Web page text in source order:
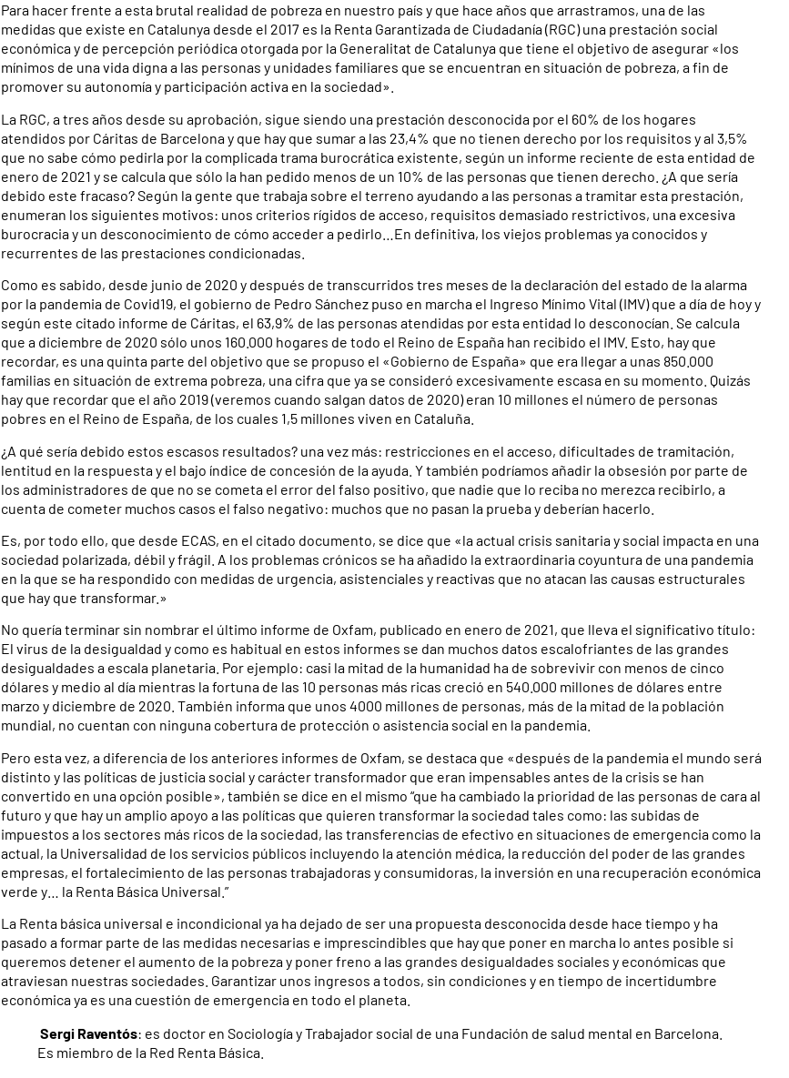
Para hacer frente a esta brutal realidad de pobreza en nuestro país y que hace años que arrastramos, una de las
medidas que existe en Catalunya desde el 2017 es la Renta Garantizada de Ciudadanía (RGC) una prestación social
económica y de percepción periódica otorgada por la Generalitat de Catalunya que tiene el objetivo de asegurar «los
mínimos de una vida digna a las personas y unidades familiares que se encuentran en situación de pobreza, a fin de
promover su autonomía y participación activa en la sociedad».
La RGC, a tres años desde su aprobación, sigue siendo una prestación desconocida por el 60% de los hogares
atendidos por Cáritas de Barcelona y que hay que sumar a las 23,4% que no tienen derecho por los requisitos y al 3,5%
que no sabe cómo pedirla por la complicada trama burocrática existente, según un informe reciente de esta entidad de
enero de 2021 y se calcula que sólo la han pedido menos de un 10% de las personas que tienen derecho. ¿A que sería
debido este fracaso? Según la gente que trabaja sobre el terreno ayudando a las personas a tramitar esta prestación,
enumeran los siguientes motivos: unos criterios rígidos de acceso, requisitos demasiado restrictivos, una excesiva
burocracia y un desconocimiento de cómo acceder a pedirlo…En definitiva, los viejos problemas ya conocidos y
recurrentes de las prestaciones condicionadas.
Como es sabido, desde junio de 2020 y después de transcurridos tres meses de la declaración del estado de la alarma
por la pandemia de Covid19, el gobierno de Pedro Sánchez puso en marcha el Ingreso Mínimo Vital (IMV) que a día de hoy y
según este citado informe de Cáritas, el 63,9% de las personas atendidas por esta entidad lo desconocían. Se calcula
que a diciembre de 2020 sólo unos 160.000 hogares de todo el Reino de España han recibido el IMV. Esto, hay que
recordar, es una quinta parte del objetivo que se propuso el «Gobierno de España» que era llegar a unas 850.000
familias en situación de extrema pobreza, una cifra que ya se consideró excesivamente escasa en su momento. Quizás
hay que recordar que el año 2019 (veremos cuando salgan datos de 2020) eran 10 millones el número de personas
pobres en el Reino de España, de los cuales 1,5 millones viven en Cataluña.
¿A qué sería debido estos escasos resultados? una vez más: restricciones en el acceso, dificultades de tramitación,
lentitud en la respuesta y el bajo índice de concesión de la ayuda. Y también podríamos añadir la obsesión por parte de
los administradores de que no se cometa el error del falso positivo, que nadie que lo reciba no merezca recibirlo, a
cuenta de cometer muchos casos el falso negativo: muchos que no pasan la prueba y deberían hacerlo.
Es, por todo ello, que desde ECAS, en el citado documento, se dice que «la actual crisis sanitaria y social impacta en una
sociedad polarizada, débil y frágil. A los problemas crónicos se ha añadido la extraordinaria coyuntura de una pandemia
en la que se ha respondido con medidas de urgencia, asistenciales y reactivas que no atacan las causas estructurales
que hay que transformar.»
No quería terminar sin nombrar el último informe de Oxfam, publicado en enero de 2021, que lleva el significativo título:
El virus de la desigualdad y como es habitual en estos informes se dan muchos datos escalofriantes de las grandes
desigualdades a escala planetaria. Por ejemplo: casi la mitad de la humanidad ha de sobrevivir con menos de cinco
dólares y medio al día mientras la fortuna de las 10 personas más ricas creció en 540.000 millones de dólares entre
marzo y diciembre de 2020. También informa que unos 4000 millones de personas, más de la mitad de la población
mundial, no cuentan con ninguna cobertura de protección o asistencia social en la pandemia.
Pero esta vez, a diferencia de los anteriores informes de Oxfam, se destaca que «después de la pandemia el mundo será
distinto y las políticas de justicia social y carácter transformador que eran impensables antes de la crisis se han
convertido en una opción posible», también se dice en el mismo “que ha cambiado la prioridad de las personas de cara al
futuro y que hay un amplio apoyo a las políticas que quieren transformar la sociedad tales como: las subidas de
impuestos a los sectores más ricos de la sociedad, las transferencias de efectivo en situaciones de emergencia como la
actual, la Universalidad de los servicios públicos incluyendo la atención médica, la reducción del poder de las grandes
empresas, el fortalecimiento de las personas trabajadoras y consumidoras, la inversión en una recuperación económica
verde y… la Renta Básica Universal.”
La Renta básica universal e incondicional ya ha dejado de ser una propuesta desconocida desde hace tiempo y ha
pasado a formar parte de las medidas necesarias e imprescindibles que hay que poner en marcha lo antes posible si
queremos detener el aumento de la pobreza y poner freno a las grandes desigualdades sociales y económicas que
atraviesan nuestras sociedades. Garantizar unos ingresos a todos, sin condiciones y en tiempo de incertidumbre
económica ya es una cuestión de emergencia en todo el planeta.
Sergi Raventós: es doctor en Sociología y Trabajador social de una Fundación de salud mental en Barcelona.
Es miembro de la Red Renta Básica.